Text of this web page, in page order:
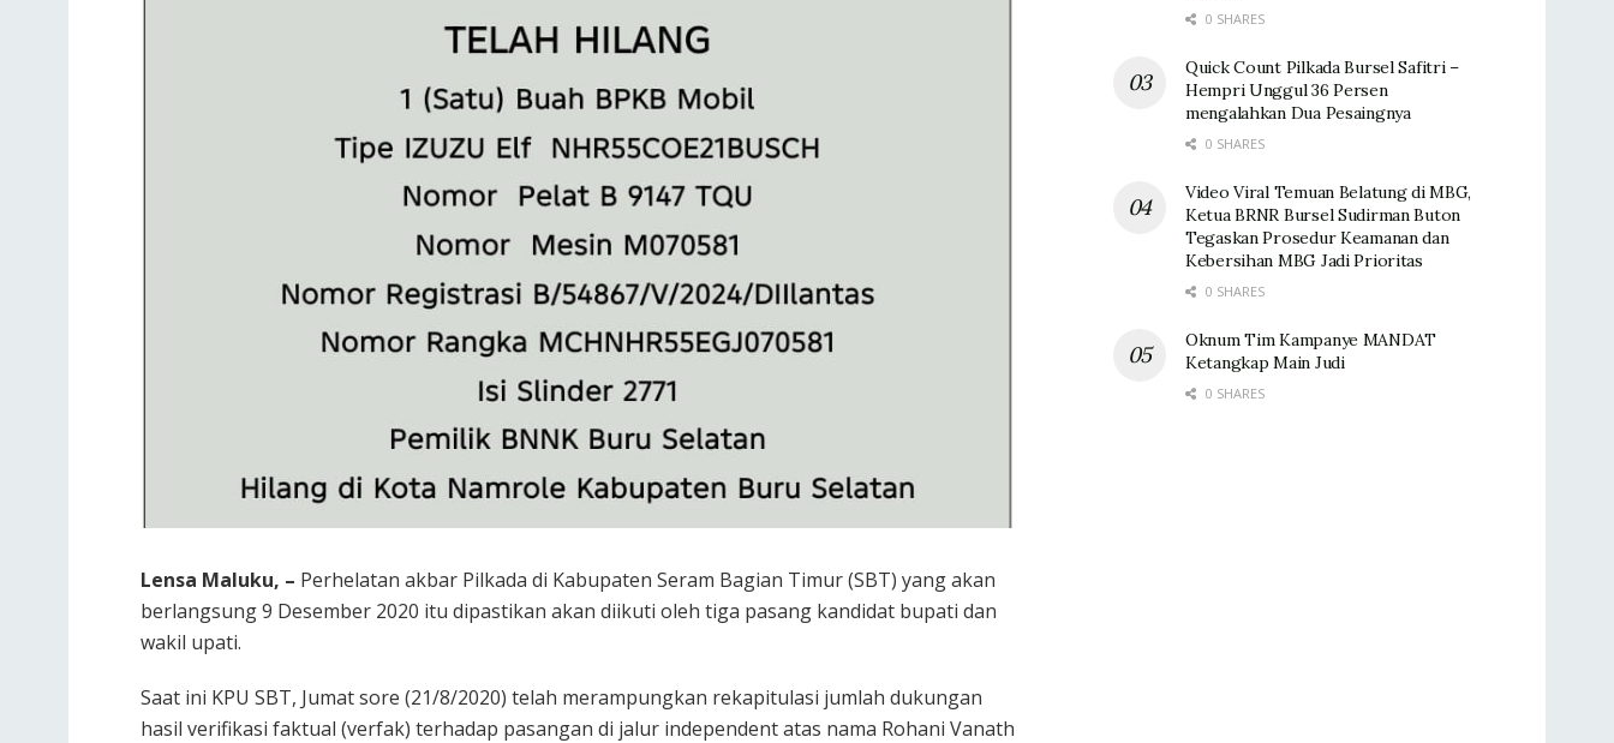
Lensa Maluku, – Perhelatan akbar Pilkada di Kabupaten Seram Bagian Timur (SBT) yang akan
berlangsung 9 Desember 2020 itu dipastikan akan diikuti oleh tiga pasang kandidat bupati dan
wakil upati.
Saat ini KPU SBT, Jumat sore (21/8/2020) telah merampungkan rekapitulasi jumlah dukungan
hasil verifikasi faktual (verfak) terhadap pasangan di jalur independent atas nama Rohani Vanath
0 SHARES
Quick Count Pilkada Bursel Safitri –
Hempri Unggul 36 Persen
mengalahkan Dua Pesaingnya
0 SHARES
Video Viral Temuan Belatung di MBG,
Ketua BRNR Bursel Sudirman Buton
Tegaskan Prosedur Keamanan dan
Kebersihan MBG Jadi Prioritas
0 SHARES
Oknum Tim Kampanye MANDAT
Ketangkap Main Judi
0 SHARES